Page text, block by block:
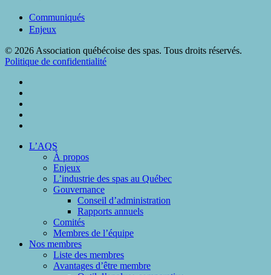
Communiqués
Enjeux
© 2026 Association québécoise des spas. Tous droits réservés.
Politique de confidentialité
Close
L’AQS
À propos
Enjeux
L’industrie des spas au Québec
Gouvernance
Conseil d’administration
Rapports annuels
Comités
Membres de l’équipe
Nos membres
Liste des membres
Avantages d’être membre